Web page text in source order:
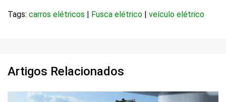
Tags: carros elétricos | Fusca elétrico | veículo elétrico
Artigos Relacionados